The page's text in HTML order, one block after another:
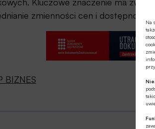
Na
zmienności cen i dostępności
BIZNES